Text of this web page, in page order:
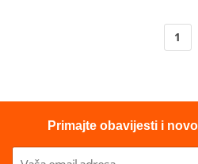
1
Primajte obavijesti i